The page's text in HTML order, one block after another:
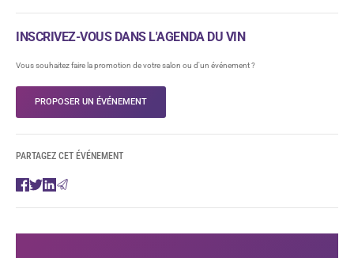
INSCRIVEZ-VOUS DANS L'AGENDA DU VIN
Vous souhaitez faire la promotion de votre salon ou d'un événement ?
PROPOSER UN ÉVÉNEMENT
PARTAGEZ CET ÉVÉNEMENT